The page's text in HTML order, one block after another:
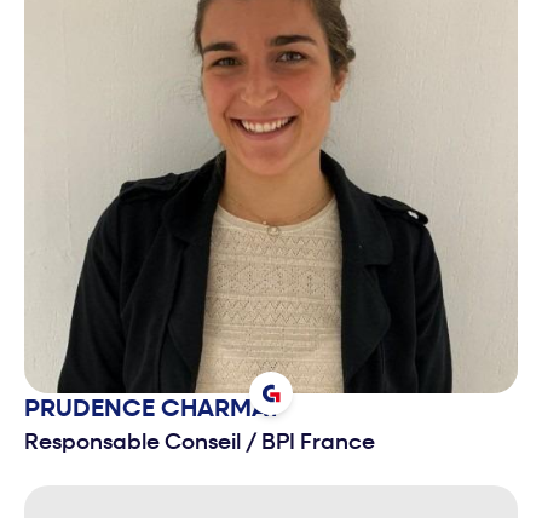
PRUDENCE CHARMAT
Responsable Conseil / BPI France